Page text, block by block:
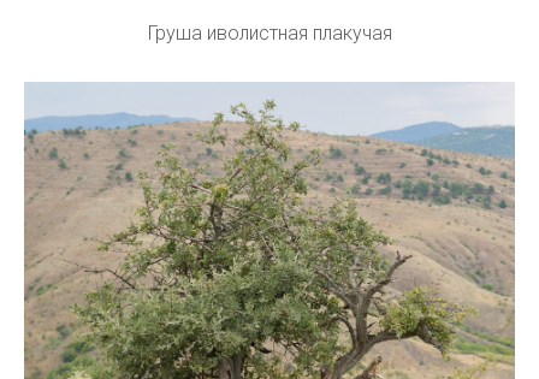
Груша иволистная плакучая